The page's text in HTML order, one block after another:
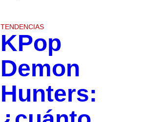
TENDENCIAS
KPop
Demon
Hunters: